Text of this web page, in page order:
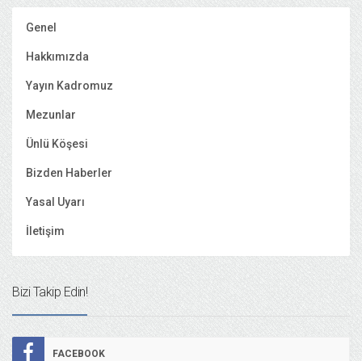
Genel
Hakkımızda
Yayın Kadromuz
Mezunlar
Ünlü Köşesi
Bizden Haberler
Yasal Uyarı
İletişim
Bizi Takip Edin!
FACEBOOK